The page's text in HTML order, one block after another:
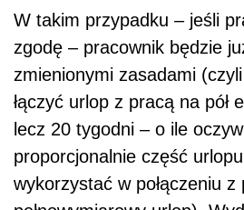
W takim przypadku – jeśli
zgodę – pracownik będzie
zmienionymi zasadami
łączyć urlop z pracą na pół
lecz 20 tygodni – o ile
proporcjonalnie część
wykorzystać w połączeniu